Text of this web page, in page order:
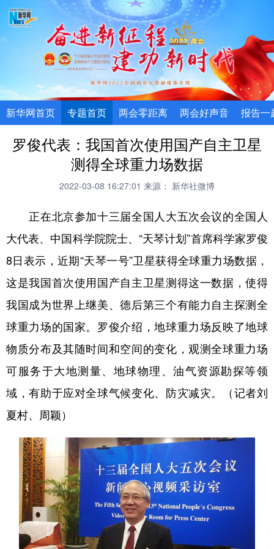
新华网首页 专题首页 两会零距离 两会好声音 报告一
罗俊代表：我国首次使用国产自主卫星
测得全球重力场数据
2022-03-08 16:27:01 来源： 新华社微博
正在北京参加十三届全国人大五次会议的全国人
大代表、中国科学院院士、“天琴计划”首席科学家罗俊
8日表示，近期“天琴一号”卫星获得全球重力场数据，
这是我国首次使用国产自主卫星测得这一数据，使得
我国成为世界上继美、德后第三个有能力自主探测全
球重力场的国家。罗俊介绍，地球重力场反映了地球
物质分布及其随时间和空间的变化，观测全球重力场
可服务于大地测量、地球物理、油气资源勘探等领
域，有助于应对全球气候变化、防灾减灾。（记者刘
夏村、周颖）